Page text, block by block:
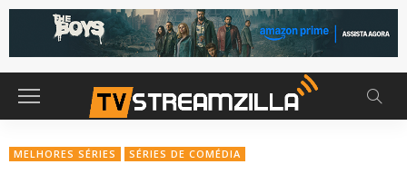
MELHORES SÉRIES SÉRIES DE COMÉDIA